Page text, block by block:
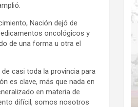
Nación dejó de
oncológicos y
de una forma u otra el
casi toda la provincia para
es clave, más que nada en
en materia de
difícil, somos nosotros